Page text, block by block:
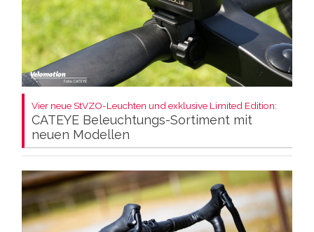
Vier neue StVZO-Leuchten und exklusive Limited Edition:
CATEYE Beleuchtungs-Sortiment mit
neuen Modellen